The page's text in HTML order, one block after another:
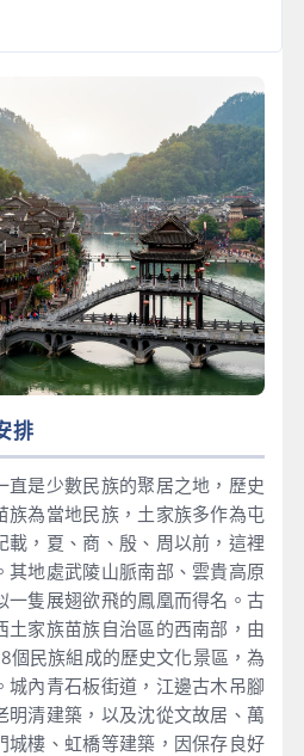
排
直是少數民族的聚居之地，歷史
族為當地民族，土家族多作為屯
載，夏、商、殷、周以前，這裡
其地處武陵山脈南部、雲貴高原
一隻展翅欲飛的鳳凰而得名。古
土家族苗族自治區的西南部，由
個民族組成的歷史文化景區，為
城內青石板街道，江邊古木吊腳
明清建築，以及沈從文故居、萬
城樓、虹橋等建築，因保存良好